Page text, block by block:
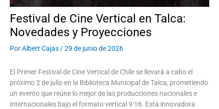
Festival de Cine Vertical en Talca:
Novedades y Proyecciones
PorAlbert Cajas /29 de junio de 2026
El Primer Festival de Cine Vertical de Chile se llevará a cabo el
próximo 2 de julio en la Biblioteca Municipal de Talca, prometiendo
un evento que reúne lo mejor de las producciones nacionales e
internacionales bajo el formato vertical 9:16. Esta innovadora